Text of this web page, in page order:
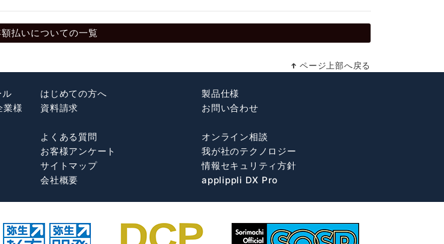
払いについての一覧
ページ上部へ戻る
ル はじめての方へ
製品仕様
業様 資料請求 お問い合わせ
よくある質問
オンライン相談
お客様アンケート
我が社のテクノロジー
サイトマップ
情報セキュリティ方針
会社概要 applippli DX Pro